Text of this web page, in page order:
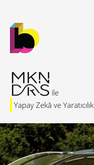
Yapay Zekâ ve Yaratıcılık